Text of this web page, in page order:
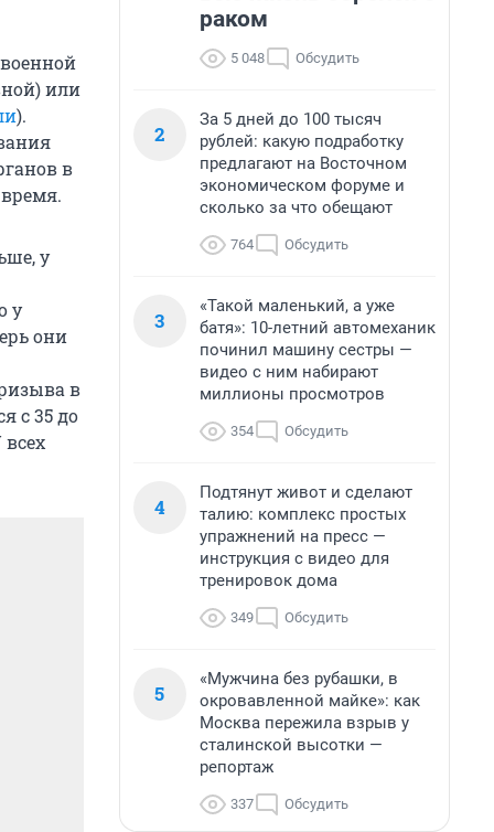
или
).
в
у
у
они
в
с 35 до
всех
раком
5 048 Обсудить
2
За 5 дней до 100 тысяч
рублей: какую подработку
предлагают на Восточном
экономическом форуме и
сколько за что обещают
764 Обсудить
3
«Такой маленький, а уже
батя»: 10-летний автомеханик
починил машину сестры —
видео с ним набирают
миллионы просмотров
354 Обсудить
4
Подтянут живот и сделают
талию: комплекс простых
упражнений на пресс —
инструкция с видео для
тренировок дома
349 Обсудить
5
«Мужчина без рубашки, в
окровавленной майке»: как
Москва пережила взрыв у
сталинской высотки —
репортаж
337 Обсудить